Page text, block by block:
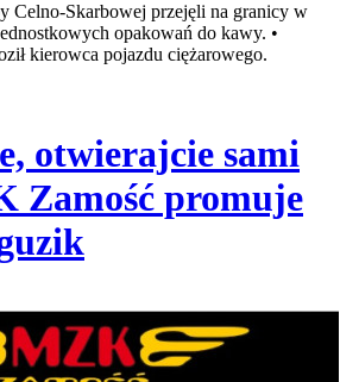
Celno-Skarbowej przejęli na granicy w
opakowań do kawy. •
kierowca pojazdu ciężarowego.
otwierajcie sami
Zamość promuje